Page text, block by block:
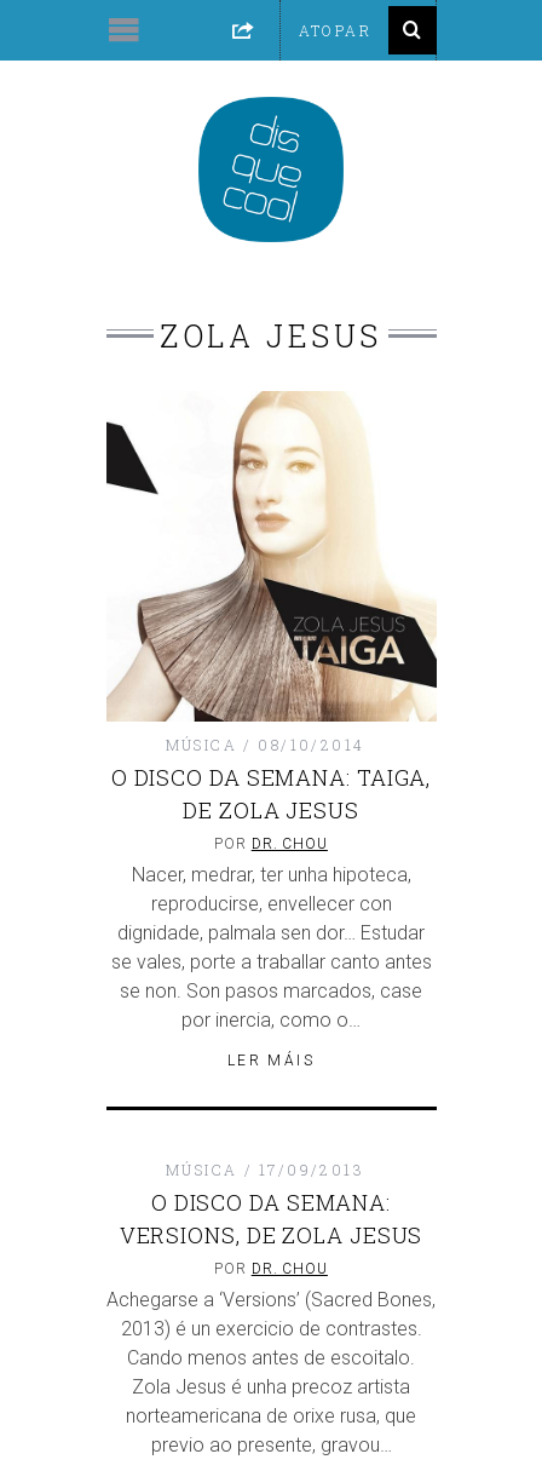
ZOLA JESUS
MÚSICA 08/10/2014
O DISCO DA SEMANA: TAIGA,
DE ZOLA JESUS
POR DR. CHOU
Nacer, medrar, ter unha hipoteca,
reproducirse, envellecer con
dignidade, palmala sen dor… Estudar
se vales, porte a traballar canto antes
se non. Son pasos marcados, case
por inercia, como o…
LER MÁIS
MÚSICA 17/09/2013
O DISCO DA SEMANA:
VERSIONS, DE ZOLA JESUS
POR DR. CHOU
Achegarse a ‘Versions’ (Sacred Bones,
2013) é un exercicio de contrastes.
Cando menos antes de escoitalo.
Zola Jesus é unha precoz artista
norteamericana de orixe rusa, que
previo ao presente, gravou…